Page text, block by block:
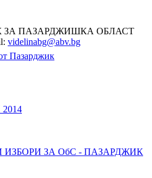
ЗА ПАЗАРДЖИШКА ОБЛАСТ
videlinabg@abv.bg
Пазарджик
ИЗБОРИ ЗА ОбС - ПАЗАРДЖИК